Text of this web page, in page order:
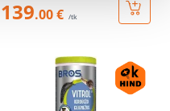
139.00 € /tk